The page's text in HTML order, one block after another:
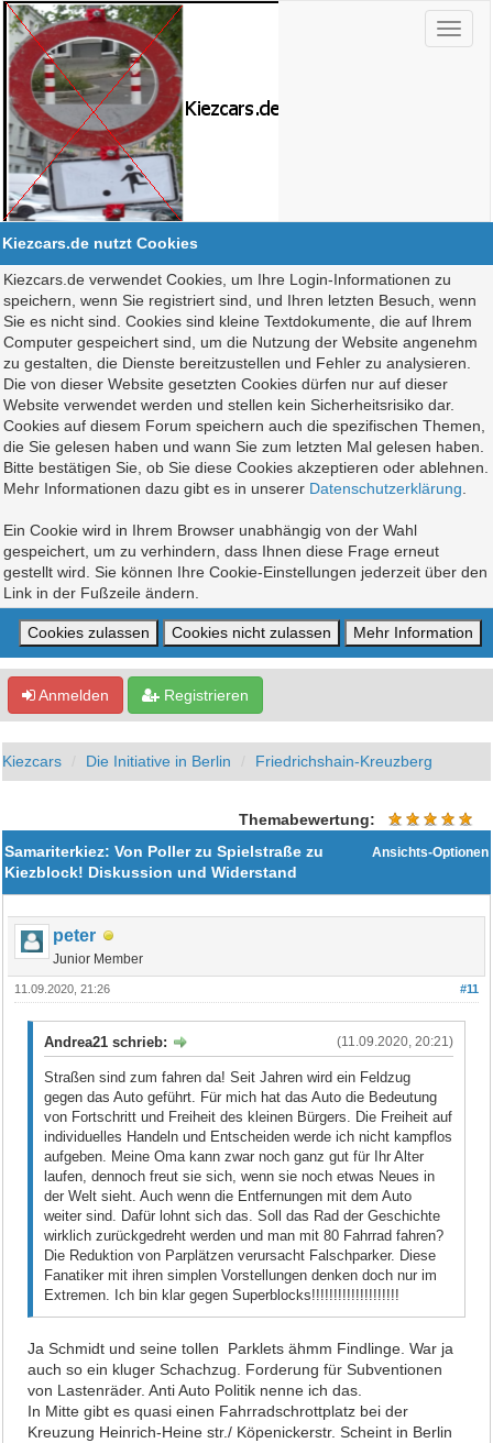
Kiezcars.de nutzt Cookies
Kiezcars.de verwendet Cookies, um Ihre Login-Informationen zu
speichern, wenn Sie registriert sind, und Ihren letzten Besuch, wenn
Sie es nicht sind. Cookies sind kleine Textdokumente, die auf Ihrem
Computer gespeichert sind, um die Nutzung der Website angenehm
zu gestalten, die Dienste bereitzustellen und Fehler zu analysieren.
Die von dieser Website gesetzten Cookies dürfen nur auf dieser
Website verwendet werden und stellen kein Sicherheitsrisiko dar.
Cookies auf diesem Forum speichern auch die spezifischen Themen,
die Sie gelesen haben und wann Sie zum letzten Mal gelesen haben.
Bitte bestätigen Sie, ob Sie diese Cookies akzeptieren oder ablehnen.
Mehr Informationen dazu gibt es in unserer Datenschutzerklärung
Ein Cookie wird in Ihrem Browser unabhängig von der Wahl
gespeichert, um zu verhindern, dass Ihnen diese Frage erneut
gestellt wird. Sie können Ihre Cookie-Einstellungen jederzeit über den
Link in der Fußzeile ändern.
Anmelden Registrieren
Kiezcars Die Initiative in Berlin Friedrichshain-Kreuzberg
Themabewertung:
Ansichts-Optionen
Samariterkiez: Von Poller zu Spielstraße zu
Kiezblock! Diskussion und Widerstand
peter
Junior Member
#11
11.09.2020, 21:26
(11.09.2020, 20:21)
Andrea21 schrieb:
Straßen sind zum fahren da! Seit Jahren wird ein Feldzug
gegen das Auto geführt. Für mich hat das Auto die Bedeutung
von Fortschritt und Freiheit des kleinen Bürgers. Die Freiheit auf
individuelles Handeln und Entscheiden werde ich nicht kampflos
aufgeben. Meine Oma kann zwar noch ganz gut für Ihr Alter
laufen, dennoch freut sie sich, wenn sie noch etwas Neues in
der Welt sieht. Auch wenn die Entfernungen mit dem Auto
weiter sind. Dafür lohnt sich das. Soll das Rad der Geschichte
wirklich zurückgedreht werden und man mit 80 Fahrrad fahren?
Die Reduktion von Parplätzen verursacht Falschparker. Diese
Fanatiker mit ihren simplen Vorstellungen denken doch nur im
Extremen. Ich bin klar gegen Superblocks!!!!!!!!!!!!!!!!!!!!
Ja Schmidt und seine tollen Parklets ähmm Findlinge. War ja
auch so ein kluger Schachzug. Forderung für Subventionen
von Lastenräder. Anti Auto Politik nenne ich das.
In Mitte gibt es quasi einen Fahrradschrottplatz bei der
Kreuzung Heinrich-Heine str./ Köpenickerstr. Scheint in Berlin